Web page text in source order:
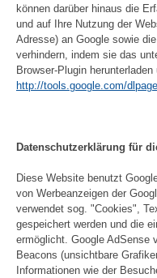
können darüber hinaus die
und auf Ihre Nutzung der
Adresse) an Google sowie
verhindern, indem sie das
Browser-Plugin
http://tools.google.com/
Datenschutzerklärung für
Diese Website benutzt
von Werbeanzeigen der
verwendet sog. "Cookies",
gespeichert werden und die
ermöglicht. Google AdSense
Beacons (unsichtbare
Informationen wie der